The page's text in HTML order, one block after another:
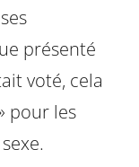
présenté
voté, cela
pour les